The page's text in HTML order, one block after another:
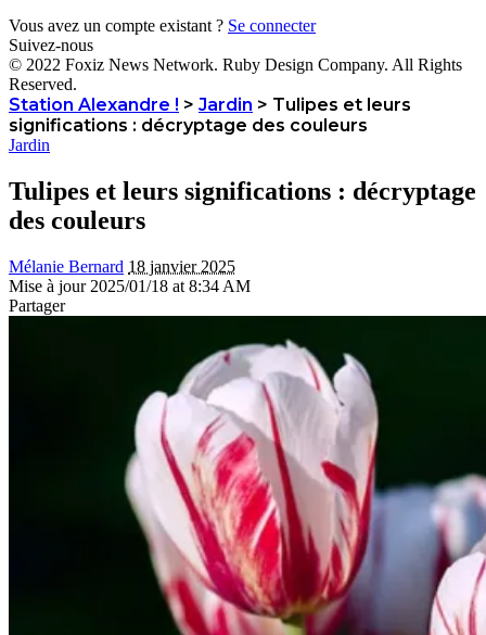
Vous avez un compte existant ? Se connecter
Suivez-nous
© 2022 Foxiz News Network. Ruby Design Company. All Rights
Reserved.
Station Alexandre ! > Jardin > Tulipes et leurs
significations : décryptage des couleurs
Jardin
Tulipes et leurs significations : décryptage
des couleurs
Mélanie Bernard 18 janvier 2025
Mise à jour 2025/01/18 at 8:34 AM
Partager